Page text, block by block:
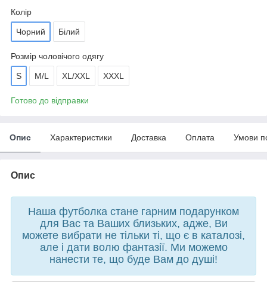
Колір
Чорний Білий
Розмір чоловічого одягу
S M/L XL/XXL XXXL
Готово до відправки
Опис Характеристики Доставка Оплата Умови
Опис
Наша футболка стане гарним подарунком
для Вас та Ваших близьких, адже, Ви
можете вибрати не тільки ті, що є в каталозі,
але і дати волю фантазії. Ми можемо
нанести те, що буде Вам до душі!